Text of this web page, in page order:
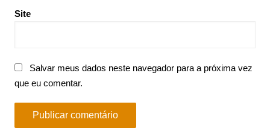
Site
Salvar meus dados neste navegador para a próxima vez
que eu comentar.